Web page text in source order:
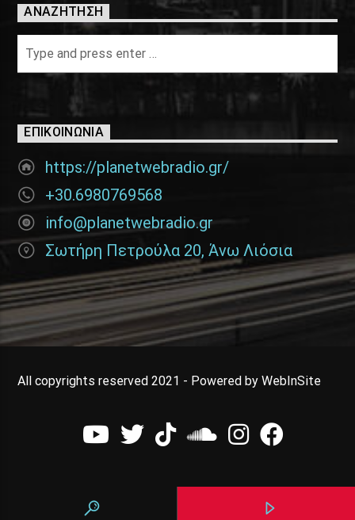
ΑΝΑΖΉΤΗΣΗ
ΕΠΙΚΟΙΝΩΝΊΑ
https://planetwebradio.gr/
+30.6980769568
info@planetwebradio.gr
Σωτήρη Πετρούλα 20, Άνω Λιόσια
All copyrights reserved 2021 - Powered by WebInSite